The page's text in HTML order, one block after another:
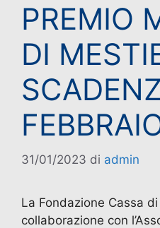
PREMIO
DI
31/01/2023 di admin
La Fondazione Cassa
collaborazione con